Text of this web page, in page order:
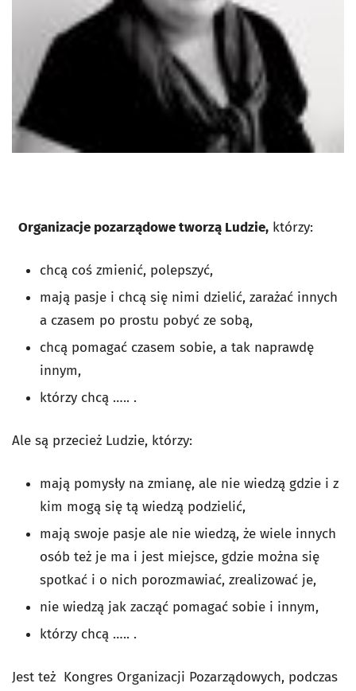
Organizacje pozarządowe tworzą Ludzie, którzy:
chcą coś zmienić, polepszyć,
mają pasje i chcą się nimi dzielić, zarażać innych
a czasem po prostu pobyć ze sobą,
chcą pomagać czasem sobie, a tak naprawdę
innym,
którzy chcą ….. .
Ale są przecież Ludzie, którzy:
mają pomysły na zmianę, ale nie wiedzą gdzie i z
kim mogą się tą wiedzą podzielić,
mają swoje pasje ale nie wiedzą, że wiele innych
osób też je ma i jest miejsce, gdzie można się
spotkać i o nich porozmawiać, zrealizować je,
nie wiedzą jak zacząć pomagać sobie i innym,
którzy chcą ….. .
Jest też Kongres Organizacji Pozarządowych, podczas